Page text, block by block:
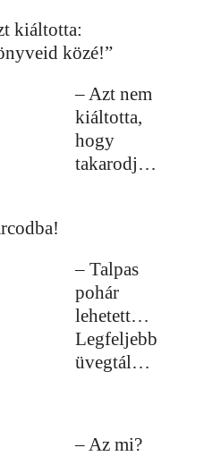
kiáltotta:
közé!”
– Azt nem
kiáltotta,
hogy
takarodj…
– Talpas
pohár
lehetett…
Legfeljebb
üvegtál…
– Az mi?